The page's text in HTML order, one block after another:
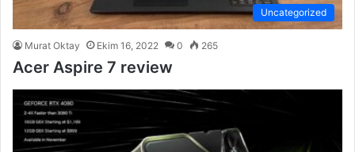
Uncategorized
Murat Oktay Ekim 16, 2022 0 265
Acer Aspire 7 review